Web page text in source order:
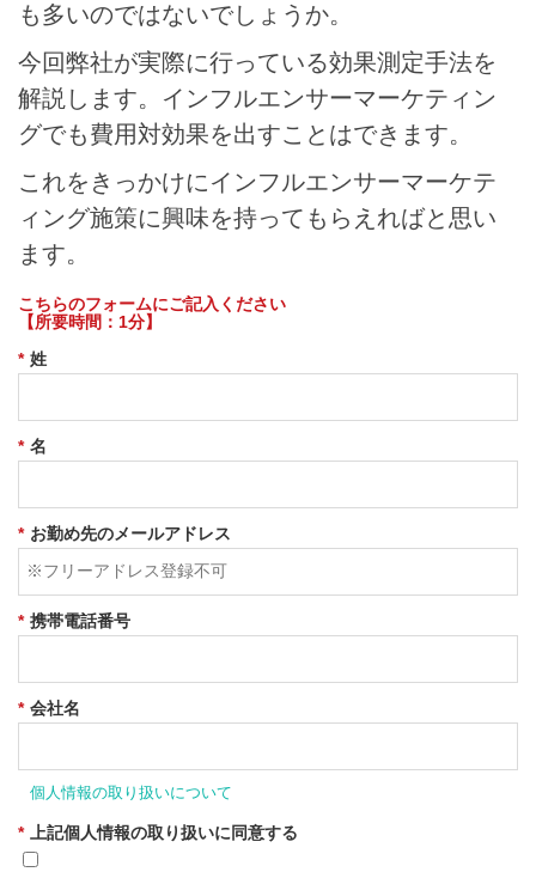
も多いのではないでしょうか。
今回弊社が実際に行っている効果測定手法を
解説します。インフルエンサーマーケティン
グでも費用対効果を出すことはできます。
これをきっかけにインフルエンサーマーケテ
ィング施策に興味を持ってもらえればと思い
ます。
こちらのフォームにご記入ください
【所要時間：1分】
* 姓
* 名
* お勤め先のメールアドレス
* 携帯電話番号
* 会社名
個人情報の取り扱いについて
* 上記個人情報の取り扱いに同意する